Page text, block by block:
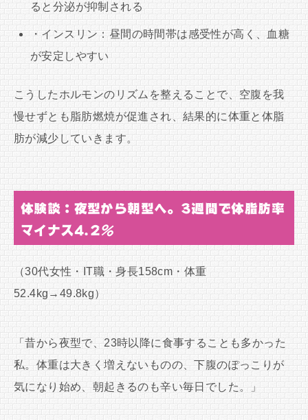
ると分泌が抑制される
・インスリン：昼間の時間帯は感受性が高く、血糖
が安定しやすい
こうしたホルモンのリズムを整えることで、空腹を我
慢せずとも脂肪燃焼が促進され、結果的に体重と体脂
肪が減少していきます。
体験談：夜型から朝型へ。3週間で体脂肪率
マイナス4.2％
（30代女性・IT職・身長158cm・体重
52.4kg→49.8kg）
「昔から夜型で、23時以降に食事することも多かった
私。体重は大きく増えないものの、下腹のぽっこりが
気になり始め、朝起きるのも辛い毎日でした。」